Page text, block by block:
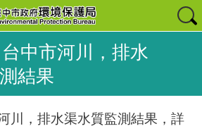
中市河川，排水
結果
川，排水渠水質監測結果，詳